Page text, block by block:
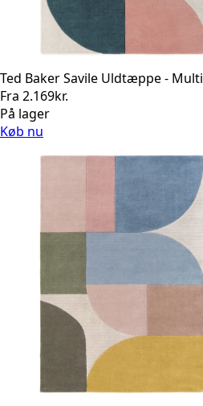
Ted Baker Savile Uldtæppe - Multi
Fra 2.169kr.
På lager
Køb nu